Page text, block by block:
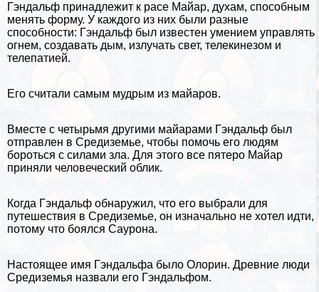
Гэндальф принадлежит к расе Майар, духам, способным
менять форму. У каждого из них были разные
способности: Гэндальф был известен умением управлять
огнем, создавать дым, излучать свет, телекинезом и
телепатией.
Его считали самым мудрым из майаров.
Вместе с четырьмя другими майарами Гэндальф был
отправлен в Средиземье, чтобы помочь его людям
бороться с силами зла. Для этого все пятеро Майар
приняли человеческий облик.
Когда Гэндальф обнаружил, что его выбрали для
путешествия в Средиземье, он изначально не хотел идти,
потому что боялся Саурона.
Настоящее имя Гэндальфа было Олорин. Древние люди
Средиземья назвали его Гэндальфом.